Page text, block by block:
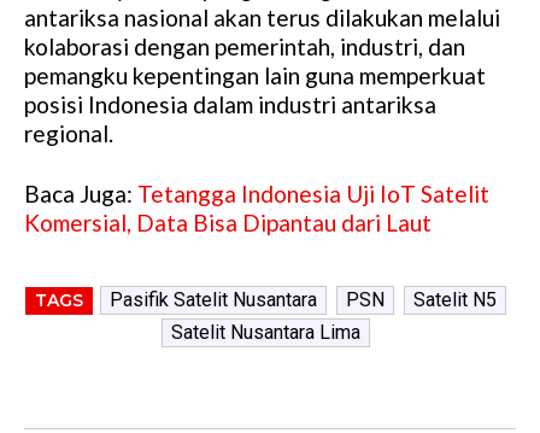
antariksa nasional akan terus dilakukan melalui
kolaborasi dengan pemerintah, industri, dan
pemangku kepentingan lain guna memperkuat
posisi Indonesia dalam industri antariksa
regional.
Baca Juga: Tetangga Indonesia Uji IoT Satelit
Komersial, Data Bisa Dipantau dari Laut
TAGS Pasifik Satelit Nusantara PSN
Satelit N5
Satelit Nusantara Lima